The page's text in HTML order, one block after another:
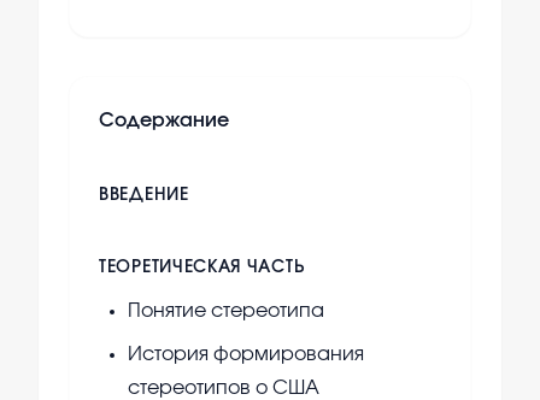
Содержание
ВВЕДЕНИЕ
ТЕОРЕТИЧЕСКАЯ ЧАСТЬ
Понятие стереотипа
История формирования
стереотипов о США